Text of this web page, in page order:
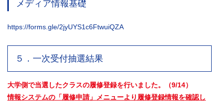
メディア情報基礎
https://forms.gle/2jyUYS1c6FtwuiQZA
５．一次受付抽選結果
大学側で当選したクラスの履修登録を行いました。（9/14）
情報システムの「履修申請」メニューより 履修登録情報を確認し